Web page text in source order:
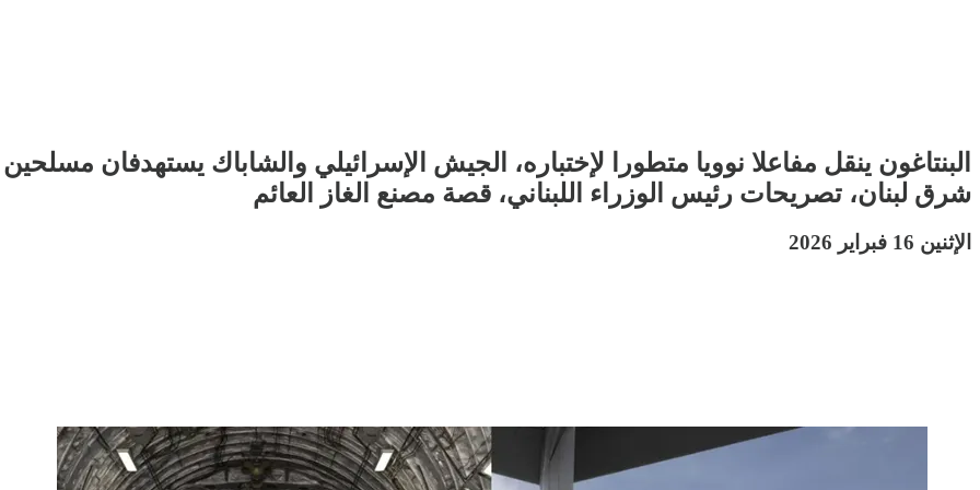
البنتاغون ينقل مفاعلا نوويا متطورا لإختباره، الجيش الإسرائيلي والشاباك يستهدفان
شرق لبنان، تصريحات رئيس الوزراء اللبناني، قصة مصنع الغاز العائم
الإثنين 16 فبراير 2026